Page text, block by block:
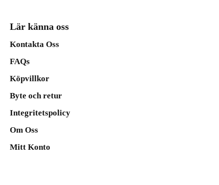
Lär känna oss
Kontakta Oss
FAQs
Köpvillkor
Byte och retur
Integritetspolicy
Om Oss
Mitt Konto